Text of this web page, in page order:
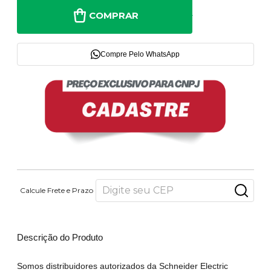
COMPRAR
Compre Pelo WhatsApp
Calcule Frete e Prazo
Descrição do Produto
Somos distribuidores autorizados da Schneider Electric